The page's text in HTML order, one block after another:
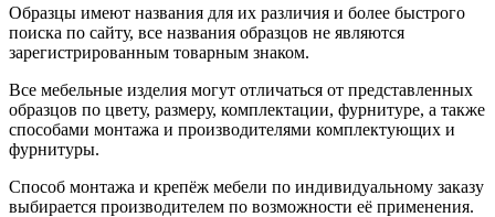
Образцы имеют названия для их различия и более быстрого
поиска по сайту, все названия образцов не являются
зарегистрированным товарным знаком.
Все мебельные изделия могут отличаться от представленных
образцов по цвету, размеру, комплектации, фурнитуре, а также
способами монтажа и производителями комплектующих и
фурнитуры.
Способ монтажа и крепёж мебели по индивидуальному заказу
выбирается производителем по возможности её применения.